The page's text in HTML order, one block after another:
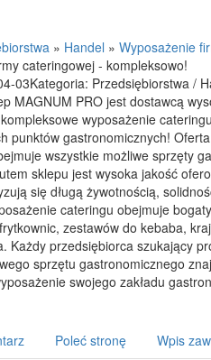
» Handel » Wyposażenie
cateringowej - kompleksowo!
03Kategoria: Przedsiębiorstwa /
MAGNUM PRO jest dostawcą
wyposażenie
punktów gastronomicznych!
wszystkie możliwe sprzęty
sklepu jest wysoka jakość
się długą żywotnością,
cateringu obejmuje
zestawów do kebaba,
Każdy przedsiębiorca szukający
sprzętu gastronomicznego
swojego zakładu
Poleć stronę Wpis